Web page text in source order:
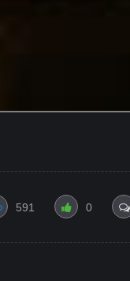
591 0